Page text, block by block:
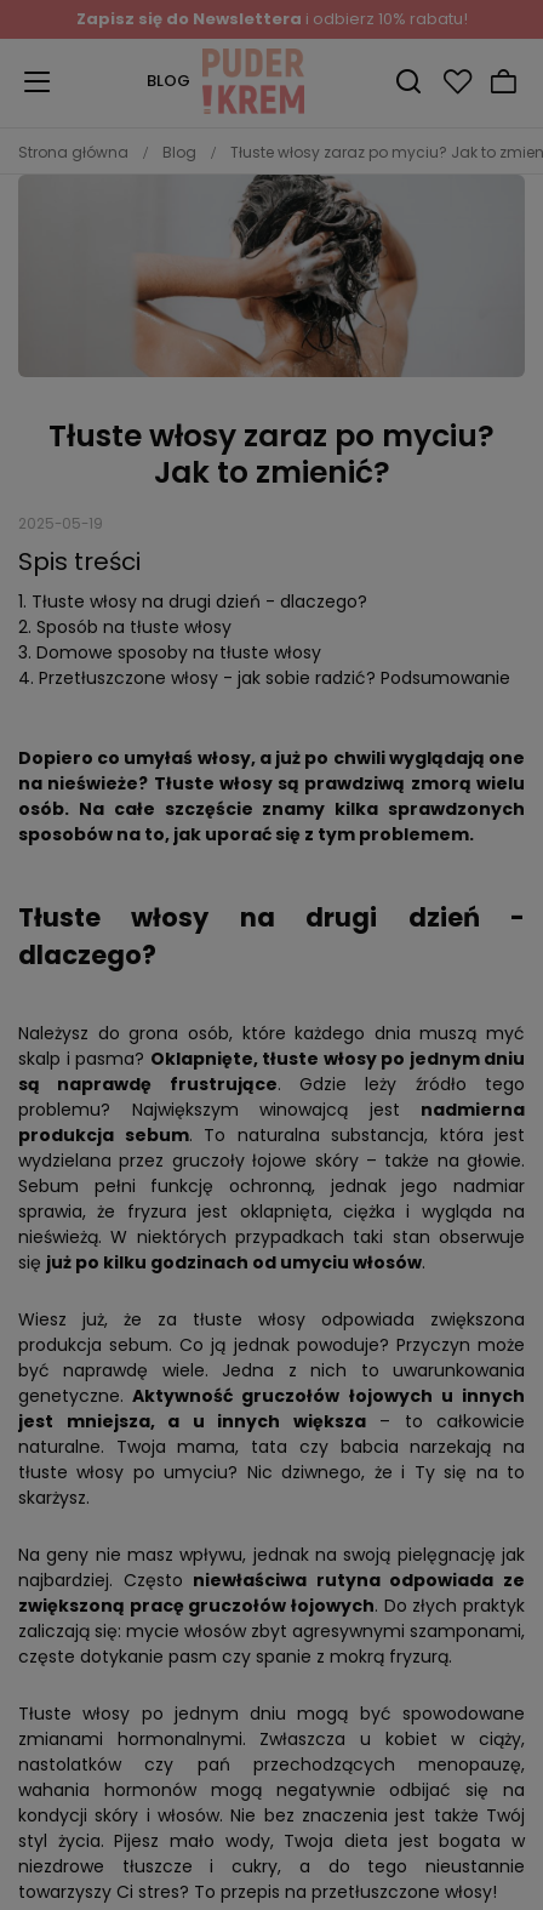
Zapisz się do Newslettera i odbierz 10% rabatu!
BLOG
Strona główna Blog Tłuste włosy zaraz po myciu? Jak to
Tłuste włosy zaraz po myciu?
Jak to zmienić?
2025-05-19
Spis treści
Tłuste włosy na drugi dzień - dlaczego?
Sposób na tłuste włosy
Domowe sposoby na tłuste włosy
Przetłuszczone włosy - jak sobie radzić? Podsumowanie
Dopiero co umyłaś włosy, a już po chwili wyglądają one
na nieświeże? Tłuste włosy są prawdziwą zmorą wielu
osób. Na całe szczęście znamy kilka sprawdzonych
sposobów na to, jak uporać się z tym problemem.
Tłuste włosy na drugi dzień -
dlaczego?
Należysz do grona osób, które każdego dnia muszą myć
skalp i pasma? Oklapnięte, tłuste włosy po jednym dniu
są naprawdę frustrujące. Gdzie leży źródło tego
problemu? Największym winowajcą jest nadmierna
produkcja sebum. To naturalna substancja, która jest
wydzielana przez gruczoły łojowe skóry – także na głowie.
Sebum pełni funkcję ochronną, jednak jego nadmiar
sprawia, że fryzura jest oklapnięta, ciężka i wygląda na
nieświeżą. W niektórych przypadkach taki stan obserwuje
się już po kilku godzinach od umyciu włosów.
Wiesz już, że za tłuste włosy odpowiada zwiększona
produkcja sebum. Co ją jednak powoduje? Przyczyn może
być naprawdę wiele. Jedna z nich to uwarunkowania
genetyczne. Aktywność gruczołów łojowych u innych
jest mniejsza, a u innych większa– to całkowicie
naturalne. Twoja mama, tata czy babcia narzekają na
tłuste włosy po umyciu? Nic dziwnego, że i Ty się na to
skarżysz.
Na geny nie masz wpływu, jednak na swoją pielęgnację jak
najbardziej. Często niewłaściwa rutyna odpowiada ze
zwiększoną pracę gruczołów łojowych. Do złych praktyk
zaliczają się: mycie włosów zbyt agresywnymi szamponami,
częste dotykanie pasm czy spanie z mokrą fryzurą.
Tłuste włosy po jednym dniu mogą być spowodowane
zmianami hormonalnymi. Zwłaszcza u kobiet w ciąży,
nastolatków czy pań przechodzących menopauzę,
wahania hormonów mogą negatywnie odbijać się na
kondycji skóry i włosów. Nie bez znaczenia jest także Twój
styl życia. Pijesz mało wody, Twoja dieta jest bogata w
niezdrowe tłuszcze i cukry, a do tego nieustannie
towarzyszy Ci stres? To przepis na przetłuszczone włosy!